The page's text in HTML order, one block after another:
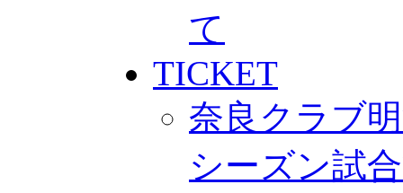
て
TICKET
奈良クラブ
シーズン試